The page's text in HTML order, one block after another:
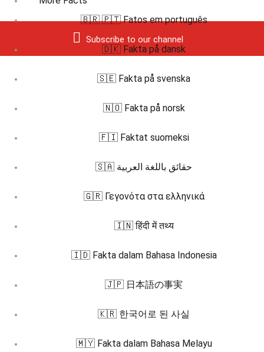
Subscribe to our channel
🇧🇷 🇵🇹 Fatos em português
🇩🇰 Fakta på dansk
🇸🇪 Fakta på svenska
🇳🇴 Fakta på norsk
🇫🇮 Faktat suomeksi
🇸🇦 حقائق باللغة العربية
🇬🇷 Γεγονότα στα ελληνικά
🇮🇳 हिंदी में तथ्य
🇮🇩 Fakta dalam Bahasa Indonesia
🇯🇵 日本語の事実
🇰🇷 한국어로 된 사실
🇲🇾 Fakta dalam Bahasa Melayu